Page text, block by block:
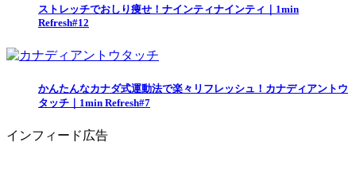
ストレッチでおしり痩せ！ナインティナインティ｜1min
Refresh#12
かんたんなカナダ式運動法で楽々リフレッシュ！カナディアントウ
タッチ｜1min Refresh#7
インフィード広告